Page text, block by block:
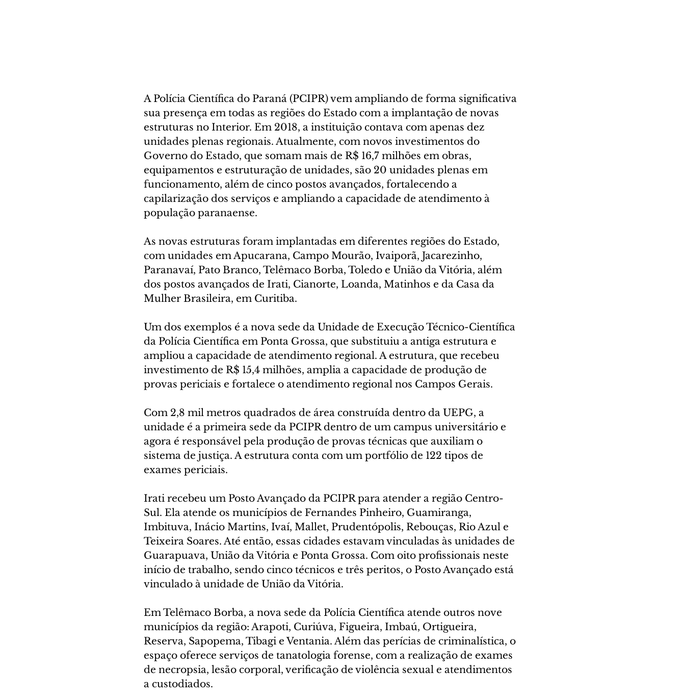
A Polícia Científica do Paraná (PCIPR) vem ampliando de forma significativa
sua presença em todas as regiões do Estado com a implantação de novas
estruturas no Interior. Em 2018, a instituição contava com apenas dez
unidades plenas regionais. Atualmente, com novos investimentos do
Governo do Estado, que somam mais de R$ 16,7 milhões em obras,
equipamentos e estruturação de unidades, são 20 unidades plenas em
funcionamento, além de cinco postos avançados, fortalecendo a
capilarização dos serviços e ampliando a capacidade de atendimento à
população paranaense.
As novas estruturas foram implantadas em diferentes regiões do Estado,
com unidades em Apucarana, Campo Mourão, Ivaiporã, Jacarezinho,
Paranavaí, Pato Branco, Telêmaco Borba, Toledo e União da Vitória, além
dos postos avançados de Irati, Cianorte, Loanda, Matinhos e da Casa da
Mulher Brasileira, em Curitiba.
Um dos exemplos é a nova sede da Unidade de Execução Técnico-Científica
da Polícia Científica em Ponta Grossa, que substituiu a antiga estrutura e
ampliou a capacidade de atendimento regional. A estrutura, que recebeu
investimento de R$ 15,4 milhões, amplia a capacidade de produção de
provas periciais e fortalece o atendimento regional nos Campos Gerais.
Com 2,8 mil metros quadrados de área construída dentro da UEPG, a
unidade é a primeira sede da PCIPR dentro de um campus universitário e
agora é responsável pela produção de provas técnicas que auxiliam o
sistema de justiça. A estrutura conta com um portfólio de 122 tipos de
exames periciais.
Irati recebeu um Posto Avançado da PCIPR para atender a região Centro-
Sul. Ela atende os municípios de Fernandes Pinheiro, Guamiranga,
Imbituva, Inácio Martins, Ivaí, Mallet, Prudentópolis, Rebouças, Rio Azul e
Teixeira Soares. Até então, essas cidades estavam vinculadas às unidades de
Guarapuava, União da Vitória e Ponta Grossa. Com oito profissionais neste
início de trabalho, sendo cinco técnicos e três peritos, o Posto Avançado está
vinculado à unidade de União da Vitória.
Em Telêmaco Borba, a nova sede da Polícia Científica atende outros nove
municípios da região: Arapoti, Curiúva, Figueira, Imbaú, Ortigueira,
Reserva, Sapopema, Tibagi e Ventania. Além das perícias de criminalística, o
espaço oferece serviços de tanatologia forense, com a realização de exames
de necropsia, lesão corporal, verificação de violência sexual e atendimentos
a custodiados.